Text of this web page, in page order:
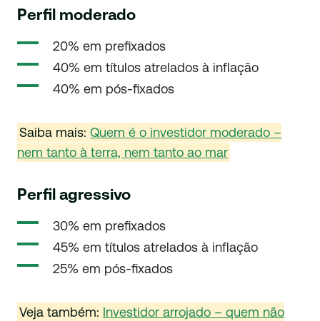
Perfil moderado
20% em prefixados
40% em títulos atrelados à inflação
40% em pós-fixados
Saiba mais: Quem é o investidor moderado –
nem tanto à terra, nem tanto ao mar
Perfil agressivo
30% em prefixados
45% em títulos atrelados à inflação
25% em pós-fixados
Veja também: Investidor arrojado – quem não